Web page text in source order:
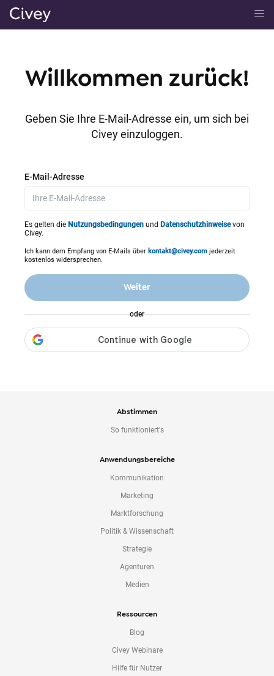
t
n
t
a
n
n
t
e
Willkommen zurück!
Geben Sie Ihre E-Mail-Adresse ein, um sich bei
Civey einzuloggen.
E-Mail-Adresse
Es gelten die Nutzungsbedingungen und Datenschutzhinweisevon
Civey.
Ich kann dem Empfang von E-Mails über kontakt@civey.com jederzeit
kostenlos widersprechen.
Weiter
oder
Abstimmen
So funktioniert's
Anwendungsbereiche
Kommunikation
Marketing
Marktforschung
Politik & Wissenschaft
Strategie
Agenturen
Medien
Ressourcen
Blog
Civey Webinare
Hilfe für Nutzer